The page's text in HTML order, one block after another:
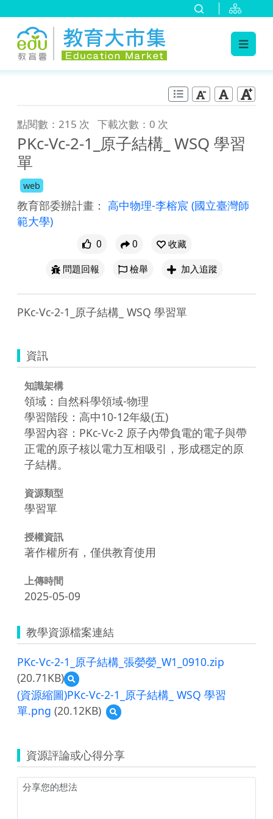
點閱數：215 次 下載次數：0 次
PKc-Vc-2-1_原子結構_ WSQ 學習
單
web
教育部委辦計畫： 高中物理-李榕宸 (國立臺灣師
範大學)
0 0
收藏
問題回報
檢舉 加入追蹤
PKc-Vc-2-1_原子結構_ WSQ 學習單
資訊
知識架構
領域：自然科學領域-物理
學習階段：高中10-12年級(五)
學習內容：PKc-Ⅴc-2 原子內帶負電的電子與帶
正電的原子核以電力互相吸引，形成穩定的原
子結構。
資源類型
學習單
授權資訊
著作權所有，僅供教育使用
上傳時間
2025-05-09
教學資源檔案連結
PKc-Vc-2-1_原子結構_張嫈嫈_W1_0910.zip
(20.71KB)
預
覽
PKc-
Vc-
原
子
結
構
_
(資源縮圖)PKc-Vc-2-1_原子結構_ WSQ 學習
單.png (20.12KB)
預
覽
縮
圖)PKc-
Vc-
資源評論或心得分享